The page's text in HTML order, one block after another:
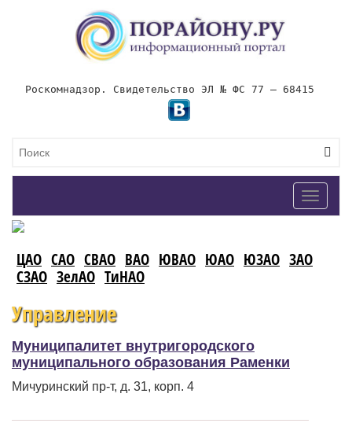
Роскомнадзор. Свидетельство ЭЛ № ФС 77 – 68415
Toggle
ЦАО САО СВАО ВАО ЮВАО ЮАО ЮЗАО ЗАО
СЗАО ЗелАО ТиНАО
Управление
Муниципалитет внутригородского
муниципального образования Раменки
Мичуринский пр-т, д. 31, корп. 4